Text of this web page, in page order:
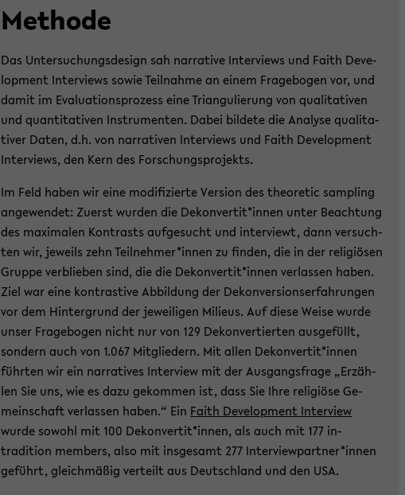
Me­tho­de
Das Un­ter­su­chungs­de­sign sah nar­ra­ti­ve In­ter­views und Faith De­ve­
lo­p­ment In­ter­views sowie Teil­nah­me an einem Fra­ge­bo­gen vor, und
damit im Eva­lua­ti­ons­pro­zess eine Tri­an­gu­lie­rung von qua­li­ta­ti­ven
und quan­ti­ta­ti­ven In­stru­men­ten. Dabei bil­de­te die Ana­ly­se qua­li­ta­
ti­ver Daten, d.h. von nar­ra­ti­ven In­ter­views und Faith De­ve­lo­p­ment
In­ter­views, den Kern des For­schungs­pro­jekts.
Im Feld haben wir eine mo­di­fi­zier­te Ver­si­on des theo­re­tic sam­pling
an­ge­wen­det: Zu­erst wur­den die De­kon­ver­tit*innen unter Be­ach­tung
des ma­xi­ma­len Kon­trasts auf­ge­sucht und in­ter­viewt, dann ver­such­
ten wir, je­weils zehn Teil­neh­mer*innen zu fin­den, die in der re­li­giö­sen
Grup­pe ver­blie­ben sind, die die De­kon­ver­tit*innen ver­las­sen haben.
Ziel war eine kon­tras­ti­ve Ab­bil­dung der De­kon­ver­si­ons­er­fah­run­gen
vor dem Hin­ter­grund der je­wei­li­gen Mi­lieus. Auf diese Weise wurde
unser Fra­ge­bo­gen nicht nur von 129 De­kon­ver­tier­ten aus­ge­füllt,
son­dern auch von 1.067 Mit­glie­dern. Mit allen De­kon­ver­tit*innen
führ­ten wir ein nar­ra­ti­ves In­ter­view mit der Aus­gangs­fra­ge „Er­zäh­
len Sie uns, wie es dazu ge­kom­men ist, dass Sie Ihre re­li­giö­se Ge­
mein­schaft ver­las­sen haben.“ Ein Faith De­ve­lo­p­ment In­ter­view
wurde so­wohl mit 100 De­kon­ver­tit*innen, als auch mit 177 in-​
tradition mem­bers, also mit ins­ge­samt 277 In­ter­view­part­ner*innen
ge­führt, gleich­mä­ßig ver­teilt aus Deutsch­land und den USA.